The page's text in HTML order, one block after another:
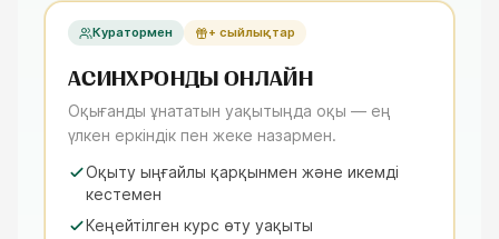
Куратормен + сыйлықтар
АСИНХРОНДЫ ОНЛАЙН
Оқығанды ұнататын уақытыңда оқы — ең
үлкен еркіндік пен жеке назармен.
Оқыту ыңғайлы қарқынмен және икемді
кестемен
Кеңейтілген курс өту уақыты